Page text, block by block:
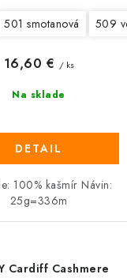
(nefarbená)
501 smotanová 509
Na sklade
16,60 € / ks
DETAIL
100% kašmír Návin:
25g=336m
Cardiff Cashmere